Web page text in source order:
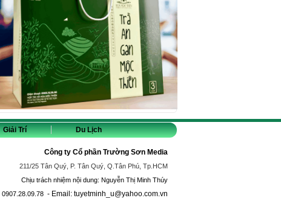
Giải Trí Du Lịch
Công ty Cổ phần Trường Sơn Media
211/25 Tân Quý, P. Tân Quý, Q.Tân Phú, Tp.HCM
Chịu trách nhiệm nội dung: Nguyễn Thị Minh Thúy
0907.28.09.78 - Email: tuyetminh_u@yahoo.com.vn